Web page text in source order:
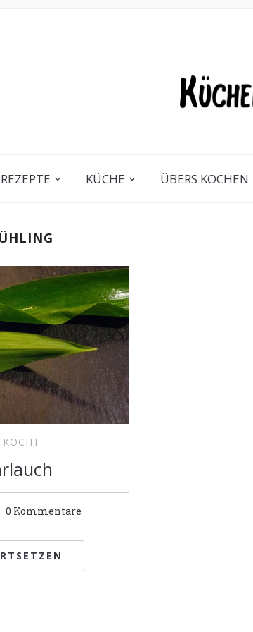
REZEPTE KÜCHE ÜBERS KOCHEN
0 Kommentare